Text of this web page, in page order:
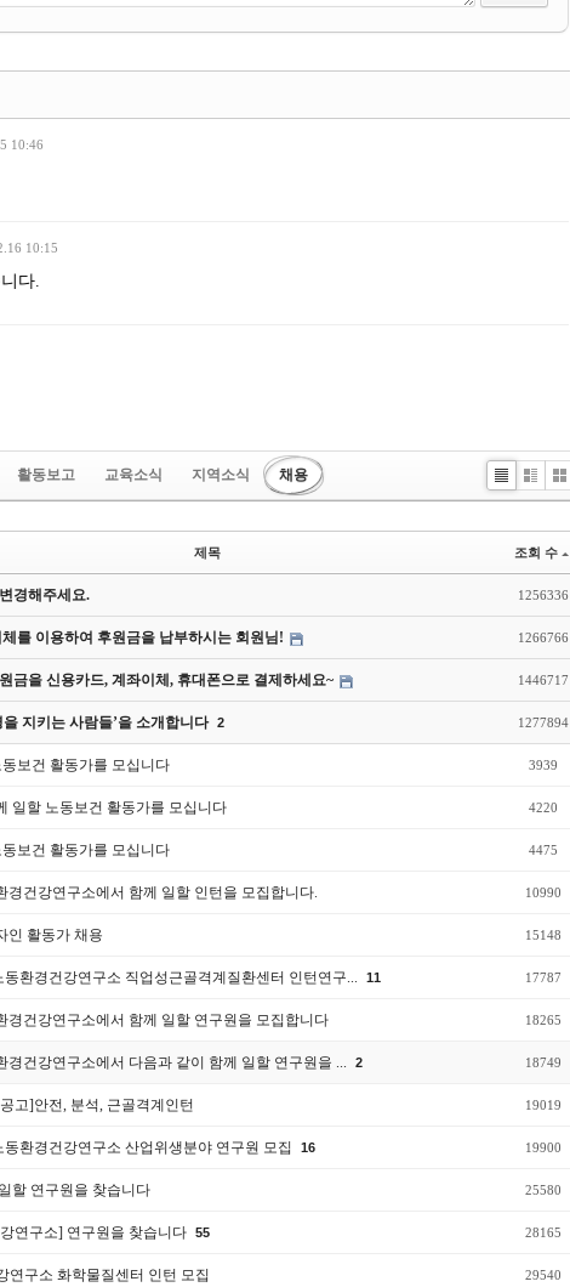
10:46
10:15
다.
활동보고 교육소식 지역소식
채용
Li
Zi
e
G
le
ry
제목 조회 수
경해주세요. 1256336
를 이용하여 후원금을 납부하시는 회원님! 1266766
금을 신용카드, 계좌이체, 휴대폰으로 결제하세요~ 1446717
을 지키는 사람들’을 소개합니다 2 1277894
보건 활동가를 모십니다 3939
일할 노동보건 활동가를 모십니다 4220
보건 활동가를 모십니다 4475
경건강연구소에서 함께 일할 인턴을 모집합니다. 10990
인 활동가 채용 15148
환경건강연구소 직업성근골격계질환센터 인턴연구... 11 17787
경건강연구소에서 함께 일할 연구원을 모집합니다 18265
경건강연구소에서 다음과 같이 함께 일할 연구원을 ... 2 18749
고]안전, 분석, 근골격계인턴 19019
환경건강연구소 산업위생분야 연구원 모집 16 19900
할 연구원을 찾습니다 25580
연구소] 연구원을 찾습니다 55 28165
연구소 화학물질센터 인턴 모집 29540